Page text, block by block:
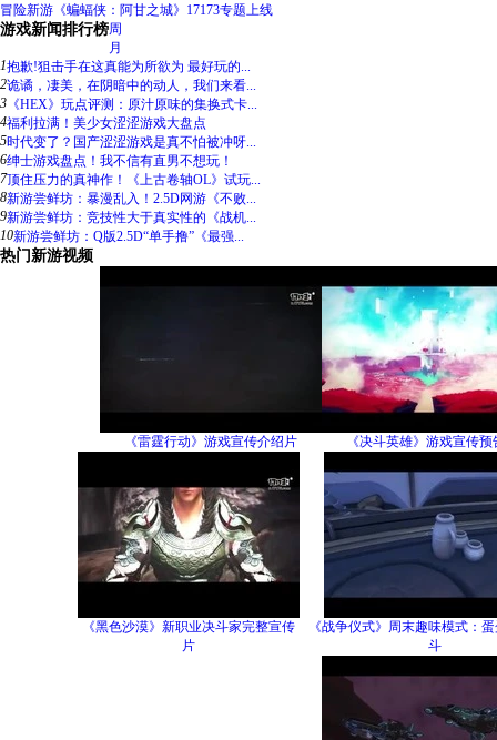
冒险新游《蝙蝠侠：阿甘之城》17173专题上线
游戏新闻排行榜周
月
1抱歉!狙击手在这真能为所欲为 最好玩的...
2诡谲，凄美，在阴暗中的动人，我们来看...
3 《HEX》玩点评测：原汁原味的集换式卡...
4福利拉满！美少女涩涩游戏大盘点
5时代变了？国产涩涩游戏是真不怕被冲呀...
6绅士游戏盘点！我不信有直男不想玩！
7顶住压力的真神作！《上古卷轴OL》试玩...
8新游尝鲜坊：暴漫乱入！2.5D网游《不败...
9新游尝鲜坊：竞技性大于真实性的《战机...
10新游尝鲜坊：Q版2.5D“单手撸”《最强...
热门新游视频
《雷霆行动》游戏宣传介绍片 《决斗英雄》游戏宣传预
《黑色沙漠》新职业决斗家完整宣传
片
《战争仪式》周末趣味模式：
斗